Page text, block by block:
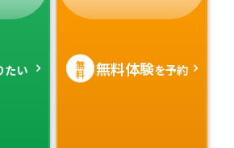
たい 無
料 無料体験を予約